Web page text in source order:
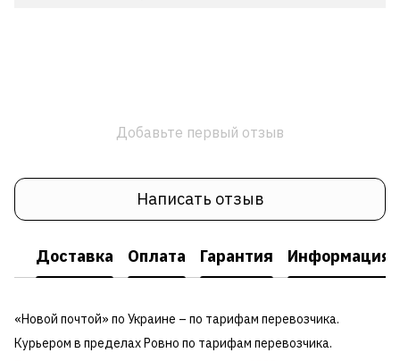
Добавьте первый отзыв
Написать отзыв
Доставка Оплата Гарантия Информация
«Новой почтой» по Украине – по тарифам перевозчика.
Курьером в пределах Ровно по тарифам перевозчика.